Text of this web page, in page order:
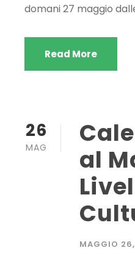
domani 27 maggio
Read More
26
MAG
al
MAGGIO